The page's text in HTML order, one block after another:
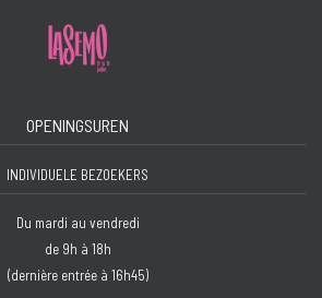
OPENINGSUREN
INDIVIDUELE BEZOEKERS
Du mardi au vendredi
de 9h à 18h
(dernière entrée à 16h45)